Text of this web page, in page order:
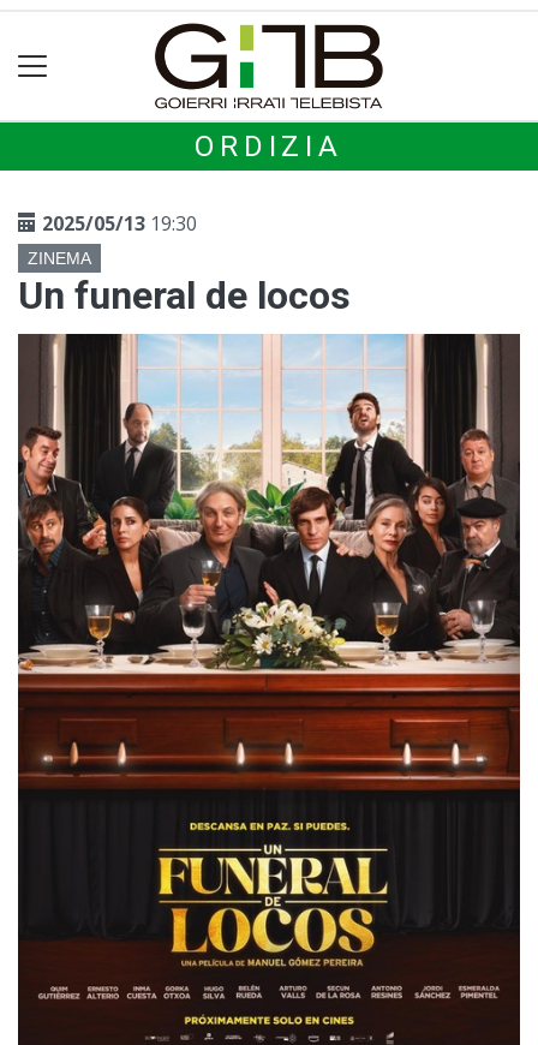
ORDIZIA
2025/05/13 19:30
ZINEMA
Un funeral de locos